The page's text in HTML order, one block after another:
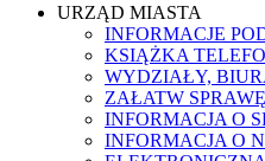
URZĄD MIASTA
INFORMACJE
KSIĄŻKA
WYDZIAŁY,
ZAŁATW
INFORMACJA O
INFORMACJA O